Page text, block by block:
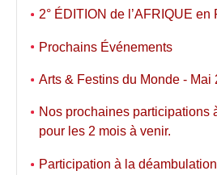
2° ÉDITION de l’AFRIQUE en
Prochains Événements
Arts & Festins du Monde - Mai
Nos prochaines participations
pour les 2 mois à venir.
Participation à la